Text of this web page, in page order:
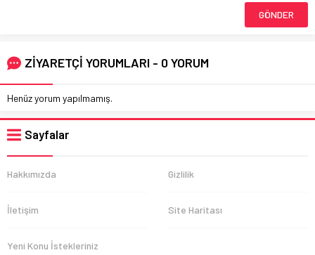
ZİYARETÇİ YORUMLARI - 0 YORUM
Henüz yorum yapılmamış.
Sayfalar
Hakkımızda Gizlilik
İletişim Site Haritası
Yeni Konu İstekleriniz